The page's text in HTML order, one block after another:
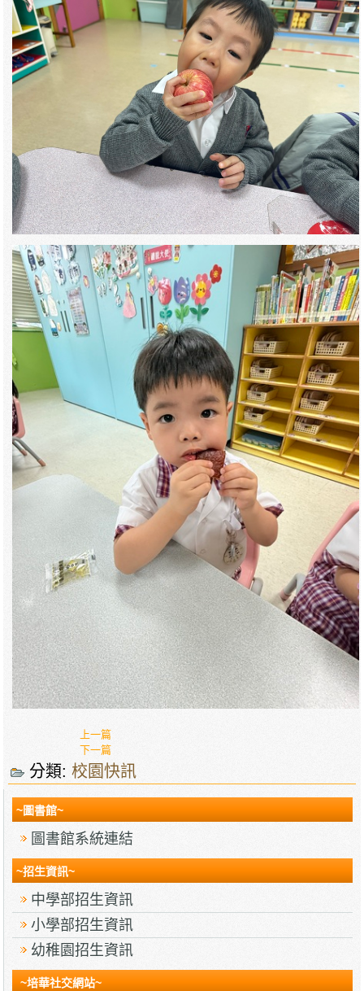
上一篇
下一篇
分類:校園快訊
~圖書館~
圖書館系統連結
~招生資訊~
中學部招生資訊
小學部招生資訊
幼稚園招生資訊
~培華社交網站~